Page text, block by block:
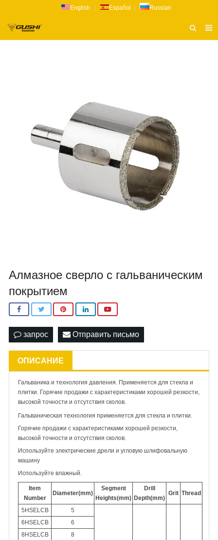
English Español Russian
КАТАЛОГ
РАССЛЕДОВАНИЕ
Алмазное сверло с гальваническим
покрытием
запрос Отправить письмо
ОПИСАНИЕ
Гальваника и технология давления. Применяется для стекла и
плитки. Горячие продажи с характеристиками хорошей резкости,
высокой точности и отсутствия сколов.
Гальваническая технология применяется для стекла и плитки.
Горячие продажи с характеристиками хорошей резкости,
высокой точности и отсутствия сколов.
Используйте электрические дрели и угловую шлифовальную
машину
Используйте влажный.
Item
Number
Diameter(mm)
Segment
Heights(mm)
Drill
Depth(mm)
Grit Thread
5HSELCB 5
6HSELCB
6
8HSELCB
8